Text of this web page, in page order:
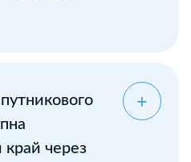
край через